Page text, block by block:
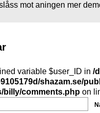
mot aningen mer
variable $user_ID in /
shazam.se/
billy/comments.php on